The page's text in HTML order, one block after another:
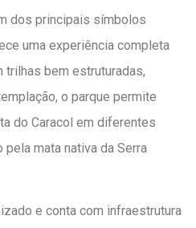
dos principais símbolos
uma experiência completa
trilhas bem estruturadas,
o parque permite
do Caracol em diferentes
mata nativa da Serra
e conta com infraestrutura